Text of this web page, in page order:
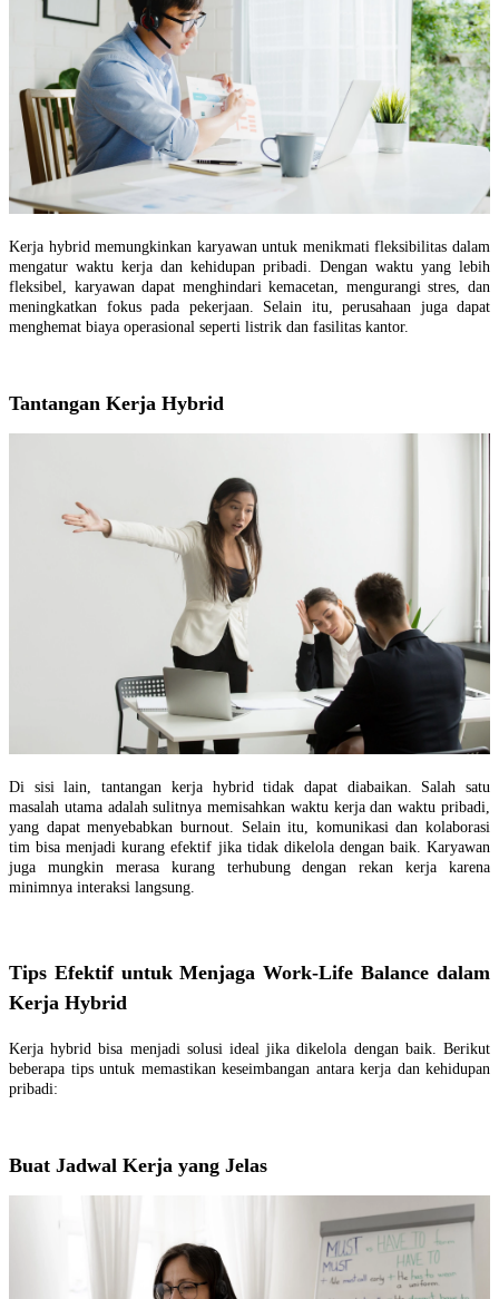
Kerja hybrid memungkinkan karyawan untuk menikmati fleksibilitas dalam
mengatur waktu kerja dan kehidupan pribadi. Dengan waktu yang lebih
fleksibel, karyawan dapat menghindari kemacetan, mengurangi stres, dan
meningkatkan fokus pada pekerjaan. Selain itu, perusahaan juga dapat
menghemat biaya operasional seperti listrik dan fasilitas kantor.
Tantangan Kerja Hybrid
Di sisi lain, tantangan kerja hybrid tidak dapat diabaikan. Salah satu
masalah utama adalah sulitnya memisahkan waktu kerja dan waktu pribadi,
yang dapat menyebabkan burnout. Selain itu, komunikasi dan kolaborasi
tim bisa menjadi kurang efektif jika tidak dikelola dengan baik. Karyawan
juga mungkin merasa kurang terhubung dengan rekan kerja karena
minimnya interaksi langsung.
Tips Efektif untuk Menjaga Work-Life Balance dalam
Kerja Hybrid
Kerja hybrid bisa menjadi solusi ideal jika dikelola dengan baik. Berikut
beberapa tips untuk memastikan keseimbangan antara kerja dan kehidupan
pribadi:
Buat Jadwal Kerja yang Jelas